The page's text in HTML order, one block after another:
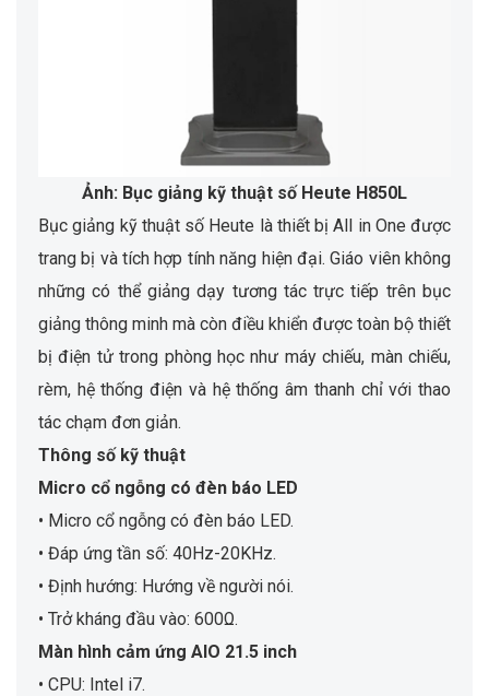
Ảnh: Bục giảng kỹ thuật số Heute H850L
Bục giảng kỹ thuật số Heute là thiết bị All in One được
trang bị và tích hợp tính năng hiện đại. Giáo viên không
những có thể giảng dạy tương tác trực tiếp trên bục
giảng thông minh mà còn điều khiển được toàn bộ thiết
bị điện tử trong phòng học như máy chiếu, màn chiếu,
rèm, hệ thống điện và hệ thống âm thanh chỉ với thao
tác chạm đơn giản.
Thông số kỹ thuật
Micro cổ ngỗng có đèn báo LED
• Micro cổ ngỗng có đèn báo LED.
• Đáp ứng tần số: 40Hz-20KHz.
• Định hướng: Hướng về người nói.
• Trở kháng đầu vào: 600Ω.
Màn hình cảm ứng AIO 21.5 inch
• CPU: Intel i7.